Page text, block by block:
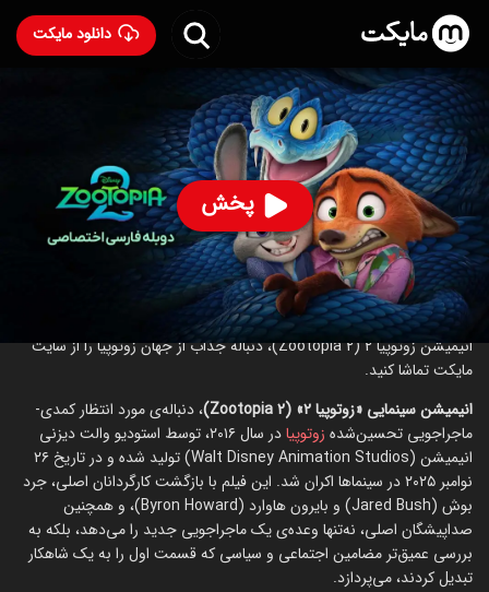
دانلود مایکت
پخش
انیمیشن زوتوپیا ۲ با دوبله فارسی - Zootopia 2 2025
۹,۹۰۱ 90% ۷.۳
ساخت آمریکا سال 2025
رده سنی ۱۳+
انیمیشن
ماجراجویی کمدی جنایی خانوادگی
درباره انیمیشن زوتوپیا ۲
انیمیشن زوتوپیا 2 (Zootopia 2)، دنباله جذاب از جهان زوتوپیا را از سایت
مایکت تماشا کنید.
انیمیشن سینمایی «زوتوپیا ۲» (Zootopia 2)
، دنباله‌ی مورد انتظار کمدی-
ماجراجویی تحسین‌شده‌ زوتوپیا
در سال ۲۰۱۶، توسط استودیو والت دیزنی
انیمیشن (Walt Disney Animation Studios) تولید شده و در تاریخ ۲۶
نوامبر ۲۰۲۵ در سینماها اکران شد. این فیلم با بازگشت کارگردانان اصلی، جرد
بوش (Jared Bush) و بایرون هاوارد (Byron Howard)، و همچنین
صداپیشگان اصلی، نه‌تنها وعده‌ی یک ماجراجویی جدید را می‌دهد، بلکه به
بررسی عمیق‌تر مضامین اجتماعی و سیاسی که قسمت اول را به یک شاهکار
تبدیل کردند، می‌پردازد.